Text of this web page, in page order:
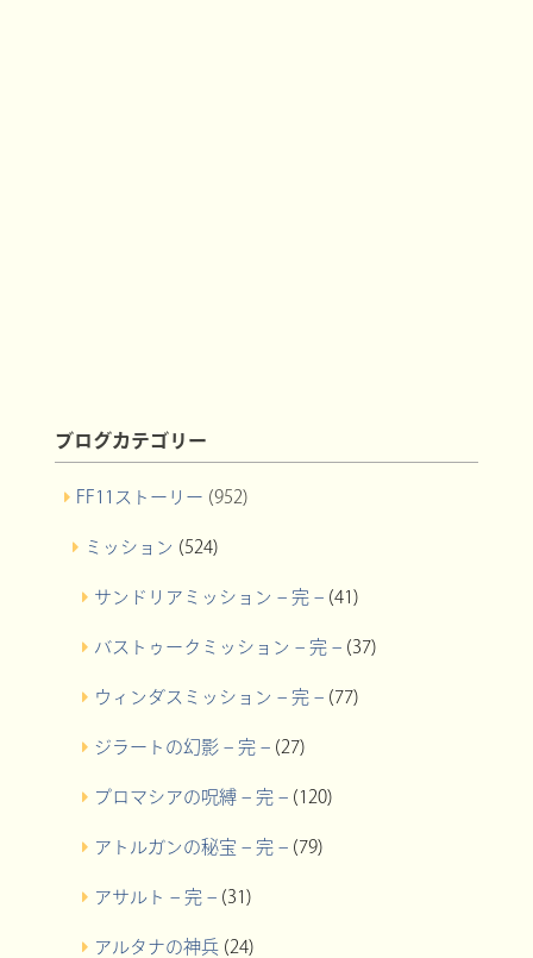
ブログカテゴリー
FF11ストーリー (952)
ミッション (524)
サンドリアミッション – 完 –(41)
バストゥークミッション – 完 –(37)
ウィンダスミッション – 完 –(77)
ジラートの幻影 – 完 –(27)
プロマシアの呪縛 – 完 –(120)
アトルガンの秘宝 – 完 –(79)
アサルト – 完 –(31)
アルタナの神兵(24)